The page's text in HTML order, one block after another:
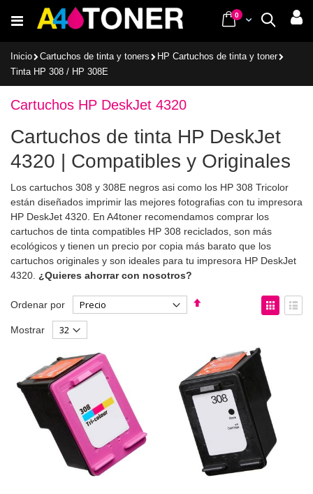
al
Buscar
Cart
0items
Inicio Cartuchos de tinta y toners
HP Cartuchos de tinta y toner
Tinta HP 308 / HP 308E
Cartuchos HP DeskJet 4320
Cartuchos de tinta HP DeskJet
4320 | Compatibles y Originales
Los cartuchos 308 y 308E negros asi como los HP 308 Tricolor
están diseñados imprimir las mejores fotografias con tu impresora
HP DeskJet 4320. En A4toner recomendamos comprar los
cartuchos de tinta compatibles HP 308 reciclados, son más
ecológicos y tienen un precio por copia más barato que los
cartuchos originales y son ideales para tu impresora HP DeskJet
4320. ¿Quieres ahorrar con nosotros?
Ordenar por
Fijar
Ver
como
Mostrar